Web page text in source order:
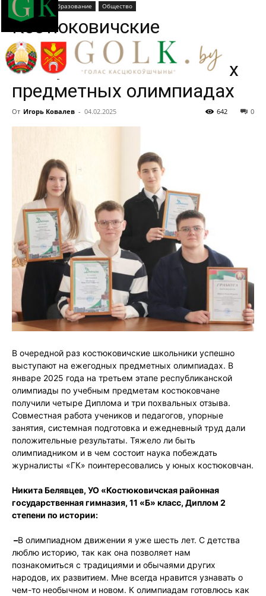
В районе Образование Общество
Костюковичские
школьники успешно
выступают на ежегодных
предметных олимпиадах
От Игорь Ковалев - 04.02.2025 0
642
В очередной раз костюковичские школьники успешно
выступают на ежегодных предметных олимпиадах. В
январе 2025 года на третьем этапе республиканской
олимпиады по учебным предметам костюковчане
получили четыре Диплома и три похвальных отзыва.
Совместная работа учеников и педагогов, упорные
занятия, системная подготовка и ежедневный труд дали
положительные результаты. Тяжело ли быть
олимпиадником и в чем состоит наука побеждать
журналисты «ГК» поинтересовались у юных костюковчан.
Никита Белявцев, УО «Костюковичская районная
государственная гимназия, 11 «Б» класс, Диплом 2
степени по истории:
–В олимпиадном движении я уже шесть лет. С детства
люблю историю, так как она позволяет нам
познакомиться с традициями и обычаями других
народов, их развитием. Мне всегда нравится узнавать о
чем-то необычном и новом. К олимпиадам готовлюсь как